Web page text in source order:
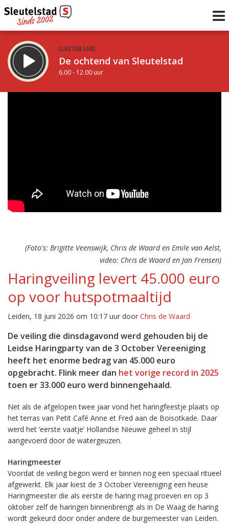
LUISTER LIVE:
De ochtend van Sleutelstad
6.00 - 12.00 uur
(Foto's: Brigitte Veenswijk, Chris de Waard en Emile van Aelst,
video: Chris de Waard en Jan Frensen)
Haringveiling levert 45.000 euro
op voor hutspotmaaltijd
Leiden, 18 juni 2026 om 10:17 uur door Chris de Waard
De veiling die dinsdagavond werd gehouden bij de
Leidse Haringparty van de 3 October Vereeniging
heeft het enorme bedrag van 45.000 euro
opgebracht. Flink meer dan het vorige record in 2025
toen er 33.000 euro werd binnengehaald.
Net als de afgelopen twee jaar vond het haringfeestje plaats op
het terras van Petit Café Anne et Fred aan de Boisotkade. Daar
werd het ‘eerste vaatje’ Hollandse Nieuwe geheel in stijl
aangevoerd door de watergeuzen.
Haringmeester
Voordat de veiling begon werd er binnen nog een speciaal ritueel
afgewerkt. Elk jaar kiest de 3 October Vereeniging een heuse
Haringmeester die als eerste de haring mag proeven en op 3
oktober zelf de haringen binnenbrengt als in De Waag de haring
wordt gekeurd door onder andere de burgemeester van Leiden.